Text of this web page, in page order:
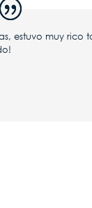
estuvo muy rico